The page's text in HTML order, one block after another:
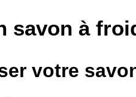
savon à
votre